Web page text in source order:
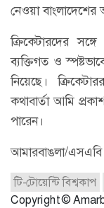
নেওয়া বাংলাদেশের
ক্রিকেটারদের
ব্যক্তিগত ও
নিয়েছে।
কথাবার্তা আমি
পারেন।
আমারবাঙলা/এসএবি
টি-টোয়েন্টি বিশ্বকাপ
Copyright ©